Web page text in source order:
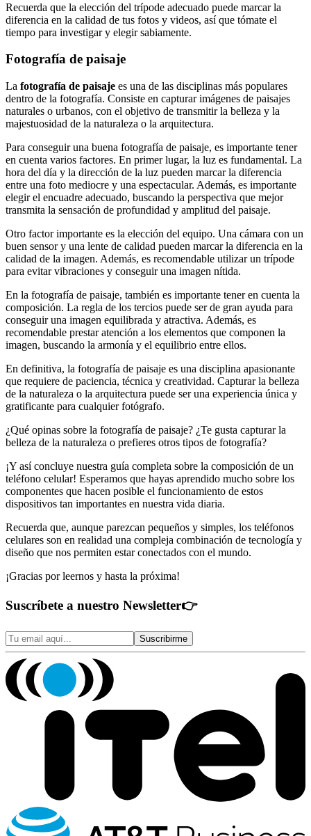
Recuerda que la elección del trípode adecuado puede marcar la
diferencia en la calidad de tus fotos y videos, así que tómate el
tiempo para investigar y elegir sabiamente.
Fotografía de paisaje
La fotografía de paisaje es una de las disciplinas más populares
dentro de la fotografía. Consiste en capturar imágenes de paisajes
naturales o urbanos, con el objetivo de transmitir la belleza y la
majestuosidad de la naturaleza o la arquitectura.
Para conseguir una buena fotografía de paisaje, es importante tener
en cuenta varios factores. En primer lugar, la luz es fundamental. La
hora del día y la dirección de la luz pueden marcar la diferencia
entre una foto mediocre y una espectacular. Además, es importante
elegir el encuadre adecuado, buscando la perspectiva que mejor
transmita la sensación de profundidad y amplitud del paisaje.
Otro factor importante es la elección del equipo. Una cámara con un
buen sensor y una lente de calidad pueden marcar la diferencia en la
calidad de la imagen. Además, es recomendable utilizar un trípode
para evitar vibraciones y conseguir una imagen nítida.
En la fotografía de paisaje, también es importante tener en cuenta la
composición. La regla de los tercios puede ser de gran ayuda para
conseguir una imagen equilibrada y atractiva. Además, es
recomendable prestar atención a los elementos que componen la
imagen, buscando la armonía y el equilibrio entre ellos.
En definitiva, la fotografía de paisaje es una disciplina apasionante
que requiere de paciencia, técnica y creatividad. Capturar la belleza
de la naturaleza o la arquitectura puede ser una experiencia única y
gratificante para cualquier fotógrafo.
¿Qué opinas sobre la fotografía de paisaje? ¿Te gusta capturar la
belleza de la naturaleza o prefieres otros tipos de fotografía?
¡Y así concluye nuestra guía completa sobre la composición de un
teléfono celular! Esperamos que hayas aprendido mucho sobre los
componentes que hacen posible el funcionamiento de estos
dispositivos tan importantes en nuestra vida diaria.
Recuerda que, aunque parezcan pequeños y simples, los teléfonos
celulares son en realidad una compleja combinación de tecnología y
diseño que nos permiten estar conectados con el mundo.
¡Gracias por leernos y hasta la próxima!
Suscríbete a nuestro Newsletter👉
Suscribirme